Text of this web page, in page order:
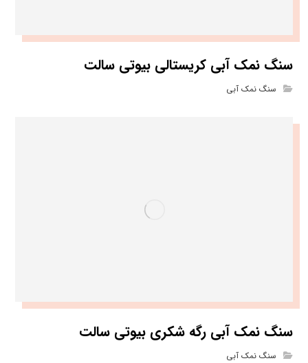
سنگ نمک آبی کریستالی بیوتی سالت
سنگ نمک آبی
سنگ نمک آبی رگه شکری بیوتی سالت
سنگ نمک آبی